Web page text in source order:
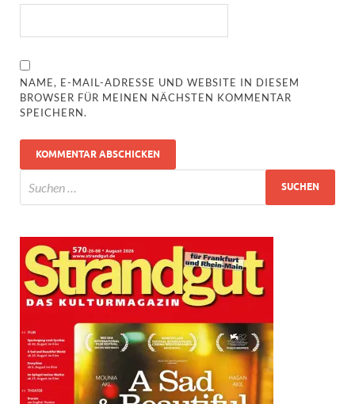
NAME, E-MAIL-ADRESSE UND WEBSITE IN DIESEM
BROWSER FÜR MEINEN NÄCHSTEN KOMMENTAR
SPEICHERN.